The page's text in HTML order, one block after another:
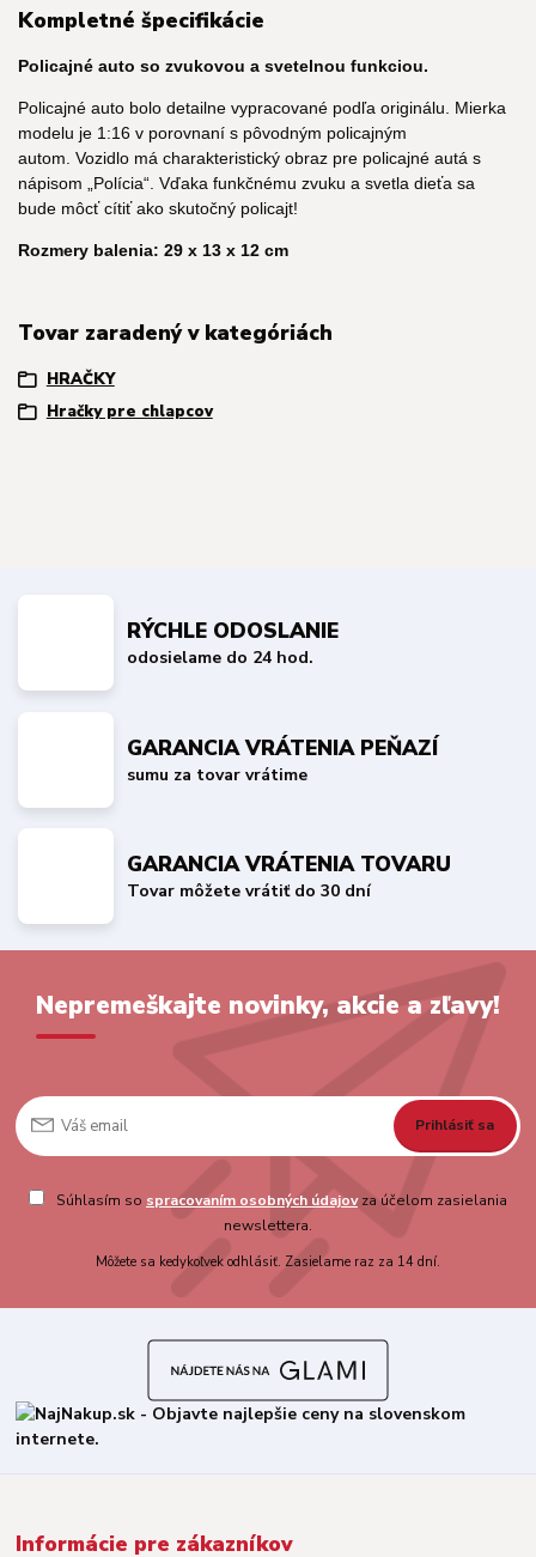
Kompletné špecifikácie
Policajné auto so zvukovou a svetelnou funkciou.
Policajné auto bolo detailne vypracované podľa originálu. Mierka
modelu je 1:16 v porovnaní s pôvodným policajným
autom. Vozidlo má charakteristický obraz pre policajné autá s
nápisom „Polícia“. Vďaka funkčnému zvuku a svetla dieťa sa
bude môcť cítiť ako skutočný policajt!
Rozmery balenia: 29 x 13 x 12 cm
Tovar zaradený v kategóriách
HRAČKY
Hračky pre chlapcov
RÝCHLE ODOSLANIE
odosielame do 24 hod.
GARANCIA VRÁTENIA PEŇAZÍ
sumu za tovar vrátime
GARANCIA VRÁTENIA TOVARU
Tovar môžete vrátiť do 30 dní
Nepremeškajte novinky, akcie a zľavy!
Prihlásiť sa
Súhlasím so spracovaním osobných údajovza účelom zasielania
newslettera.
Môžete sa kedykoľvek odhlásiť. Zasielame raz za 14 dní.
Informácie pre zákazníkov